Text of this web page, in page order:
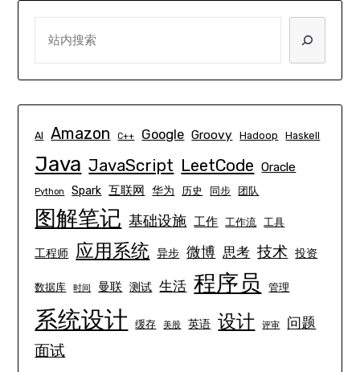
AI Amazon C++ Google Groovy Hadoop Haskell
Java JavaScript LeetCode Oracle
Python Spark 互联网 华为 历史 同步 团队
图解笔记 基础设施 工作 工作流 工具
工程师 应用系统 异步 微博 思考 技术 投资
数据库 时间 曼联 测试 生活 程序员 管理
系统设计 缓存 美股 英语 设计 评审 问题
面试